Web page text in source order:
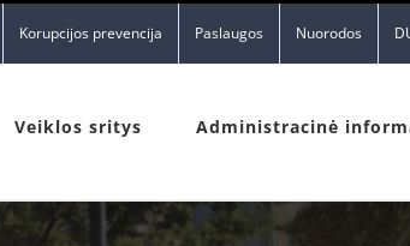
Korupcijos prevencija Paslaugos Nuorodos
Veiklos sritys Administracinė